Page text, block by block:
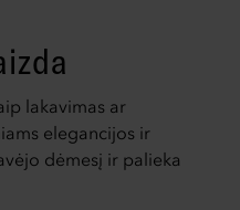
lakavimas ar
elegancijos ir
dėmesį ir palieka